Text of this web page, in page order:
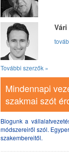
További szerzők »
Mindennapi
szakmai szót
Blogunk a
módszereiről szól.
szakembereitől.